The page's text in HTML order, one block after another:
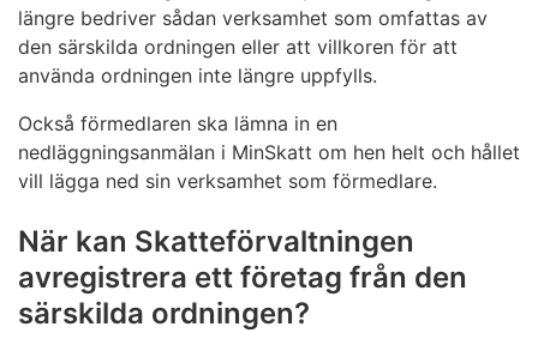
längre bedriver sådan verksamhet som omfattas av
den särskilda ordningen eller att villkoren för att
använda ordningen inte längre uppfylls.
Också förmedlaren ska lämna in en
nedläggningsanmälan i MinSkatt om hen helt och hållet
vill lägga ned sin verksamhet som förmedlare.
När kan Skatteförvaltningen
avregistrera ett företag från den
särskilda ordningen?